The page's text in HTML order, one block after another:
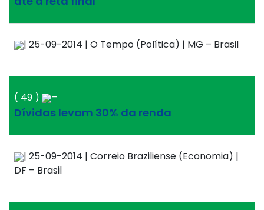
| 25-09-2014 | O Tempo (Política) | MG – Brasil
( 49 ) –
Dívidas levam 30% da renda
| 25-09-2014 | Correio Braziliense (Economia) |
DF – Brasil